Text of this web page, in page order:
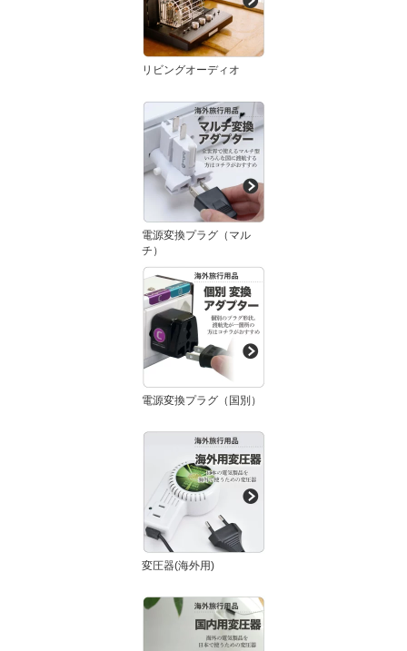
リビングオーディオ
電源変換プラグ（マル
チ）
電源変換プラグ（国別）
変圧器(海外用)